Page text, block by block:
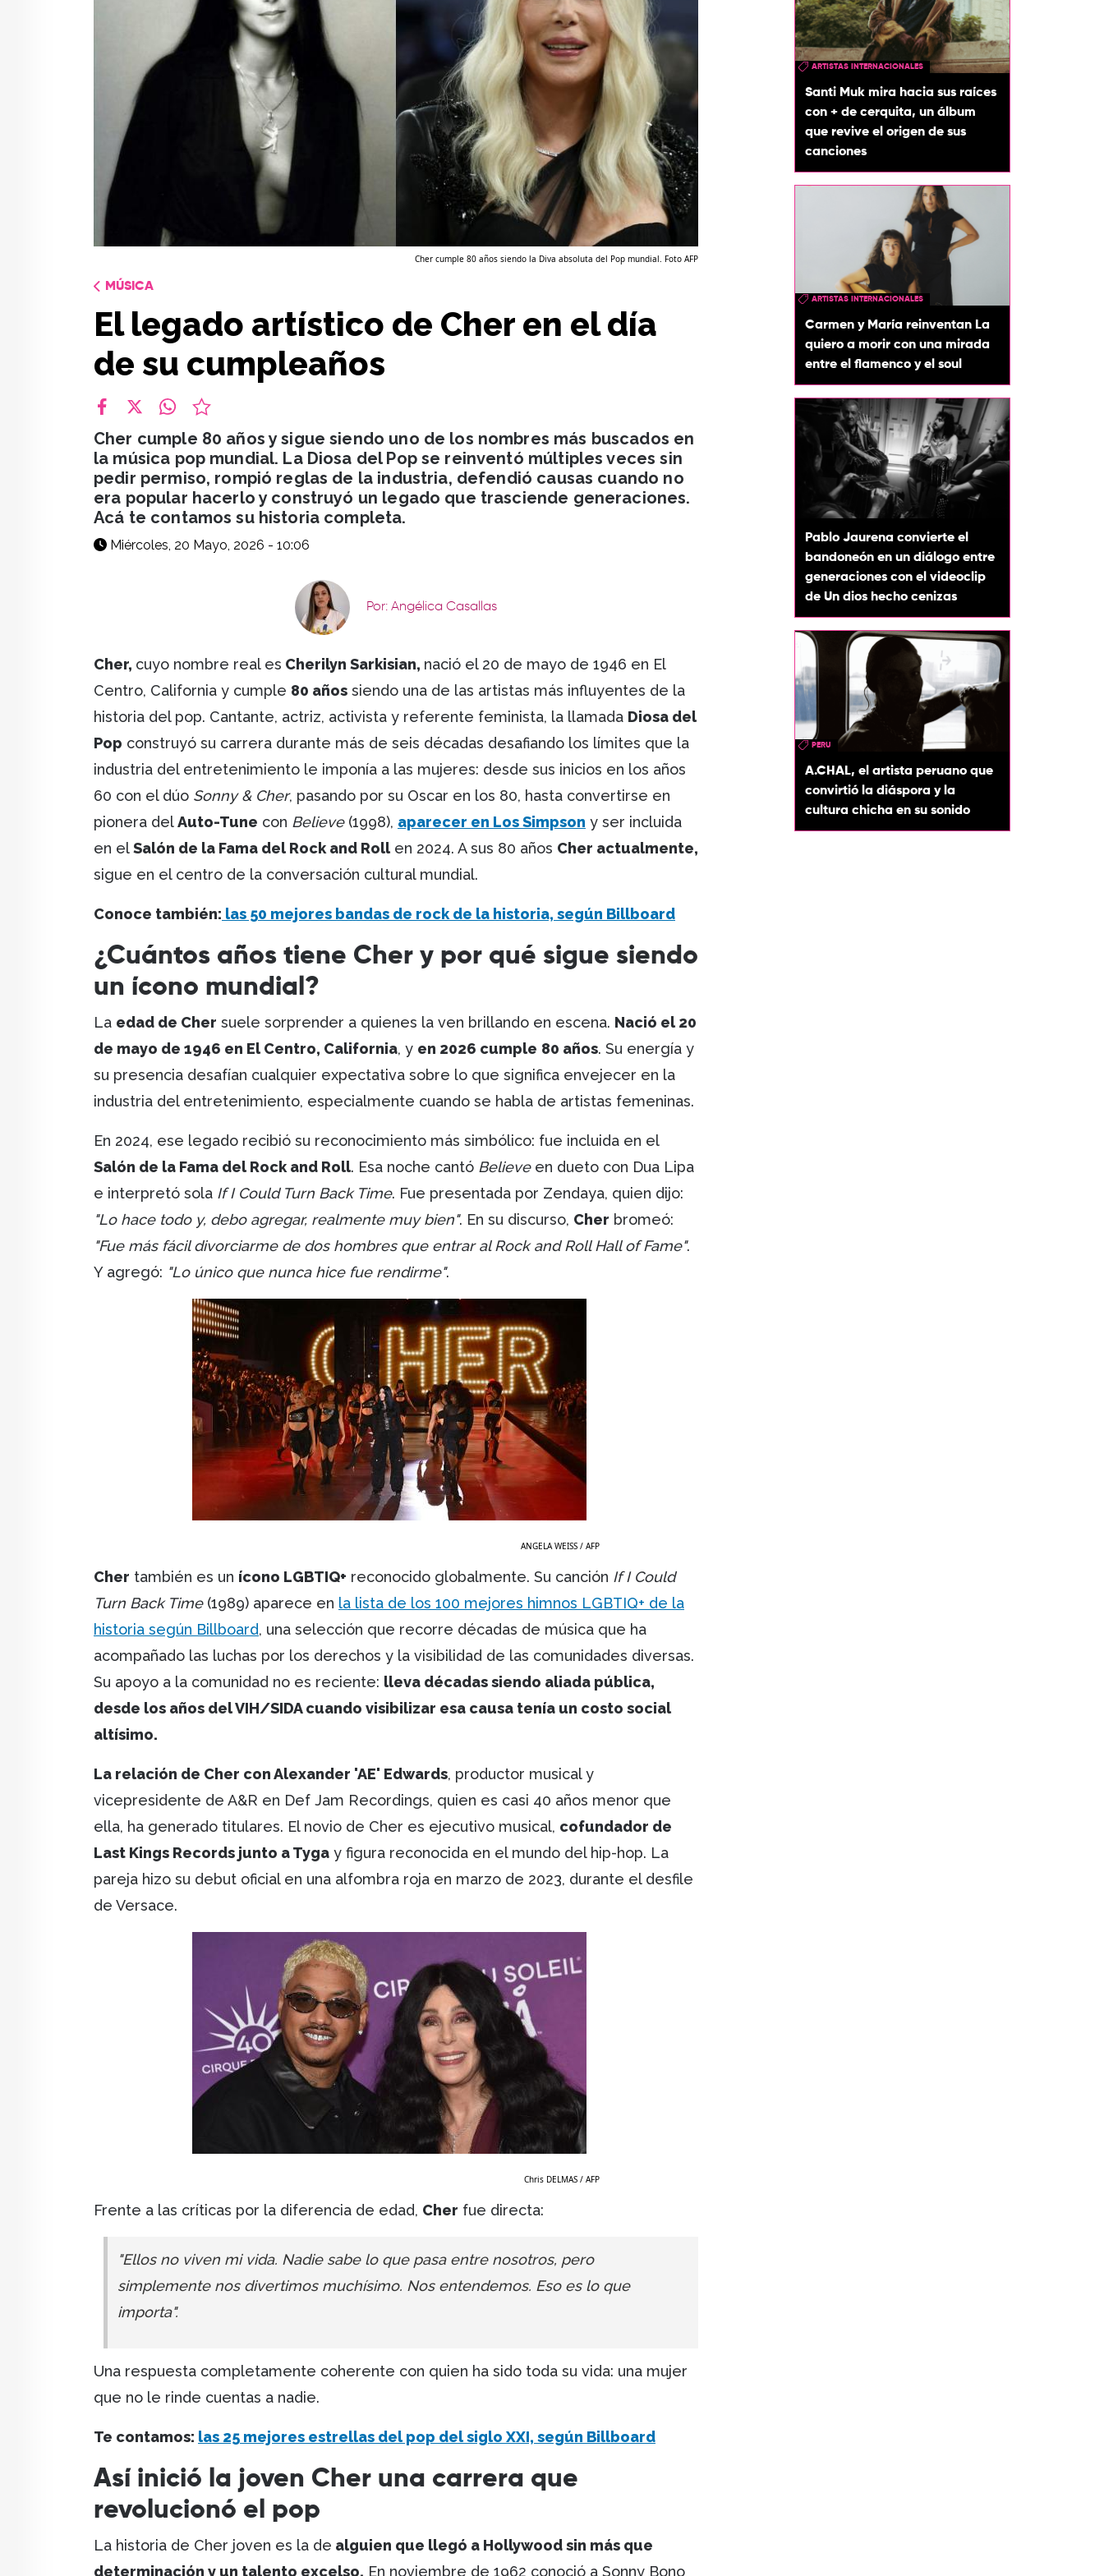
Cher cumple 80 años siendo la Diva absoluta del Pop mundial. Foto AFP
MÚSICA
El legado artístico de Cher en el día
de su cumpleaños
Cher cumple 80 años y sigue siendo uno de los nombres más buscados en
la música pop mundial. La Diosa del Pop se reinventó múltiples veces sin
pedir permiso, rompió reglas de la industria, defendió causas cuando no
era popular hacerlo y construyó un legado que trasciende generaciones.
Acá te contamos su historia completa.
Miércoles, 20 Mayo, 2026 - 10:06
Por: Angélica Casallas
Cher, cuyo nombre real es Cherilyn Sarkisian, nació el 20 de mayo de 1946 en El
Centro, California y cumple 80 años siendo una de las artistas más influyentes de la
historia del pop. Cantante, actriz, activista y referente feminista, la llamada Diosa del
Pop construyó su carrera durante más de seis décadas desafiando los límites que la
industria del entretenimiento le imponía a las mujeres: desde sus inicios en los años
60 con el dúo Sonny & Cher, pasando por su Oscar en los 80, hasta convertirse en
pionera delAuto-Tune con Believe(1998), aparecer en Los Simpson y ser incluida
en elSalón de la Fama del Rock and Roll en 2024. A sus 80 años Cher actualmente,
sigue en el centro de la conversación cultural mundial.
Conoce también: las 50 mejores bandas de rock de la historia, según Billboard
¿Cuántos años tiene Cher y por qué sigue siendo
un ícono mundial?
La edad de Cher suele sorprender a quienes la ven brillando en escena. Nació el 20
de mayo de 1946 en El Centro, California, y en 2026 cumple 80 años. Su energía y
su presencia desafían cualquier expectativa sobre lo que significa envejecer en la
industria del entretenimiento, especialmente cuando se habla de artistas femeninas.
En 2024, ese legado recibió su reconocimiento más simbólico: fue incluida en el
Salón de la Fama del Rock and Roll. Esa noche cantó Believeen dueto con Dua Lipa
e interpretó sola If I Could Turn Back Time. Fue presentada por Zendaya, quien dijo:
"Lo hace todo y, debo agregar, realmente muy bien". En su discurso, Cher bromeó:
"Fue más fácil divorciarme de dos hombres que entrar al Rock and Roll Hall of Fame".
Y agregó: "Lo único que nunca hice fue rendirme".
Image
ANGELA WEISS / AFP
Cher también es un ícono LGBTIQ+ reconocido globalmente. Su canción If I Could
Turn Back Time(1989) aparece en la lista de los 100 mejores himnos LGBTIQ+ de la
historia según Billboard, una selección que recorre décadas de música que ha
acompañado las luchas por los derechos y la visibilidad de las comunidades diversas.
Su apoyo a la comunidad no es reciente: lleva décadas siendo aliada pública,
desde los años del VIH/SIDA cuando visibilizar esa causa tenía un costo social
altísimo.
La relación de Cher con Alexander 'AE' Edwards, productor musical y
vicepresidente de A&R en Def Jam Recordings, quien es casi 40 años menor que
ella, ha generado titulares. El novio de Cher es ejecutivo musical, cofundador de
Last Kings Records junto a Tyga y figura reconocida en el mundo del hip-hop. La
pareja hizo su debut oficial en una alfombra roja en marzo de 2023, durante el desfile
de Versace.
Chris DELMAS / AFP
Frente a las críticas por la diferencia de edad, Cher fue directa:
"Ellos no viven mi vida. Nadie sabe lo que pasa entre nosotros, pero
simplemente nos divertimos muchísimo. Nos entendemos. Eso es lo que
importa".
Una respuesta completamente coherente con quien ha sido toda su vida: una mujer
que no le rinde cuentas a nadie.
Te contamos: las 25 mejores estrellas del pop del siglo XXI, según Billboard
Así inició la joven Cher una carrera que
revolucionó el pop
La historia de Cher joven es la de alguien que llegó a Hollywood sin más que
determinación y un talento excelso. En noviembre de 1962 conoció a Sonny Bono
ARTISTAS INTERNACIONALES
Santi Muk mira hacia sus raíces
con + de cerquita, un álbum
que revive el origen de sus
canciones
ARTISTAS INTERNACIONALES
Carmen y María reinventan La
quiero a morir con una mirada
entre el flamenco y el soul
Pablo Jaurena convierte el
bandoneón en un diálogo entre
generaciones con el videoclip
de Un dios hecho cenizas
PERU
A.CHAL, el artista peruano que
convirtió la diáspora y la
cultura chicha en su sonido